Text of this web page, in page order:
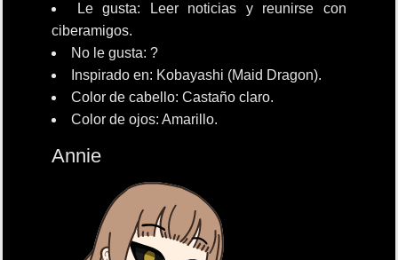
Le gusta: Leer noticias y reunirse con
ciberamigos.
No le gusta: ?
Inspirado en: Kobayashi (Maid Dragon).
Color de cabello: Castaño claro.
Color de ojos: Amarillo.
Annie